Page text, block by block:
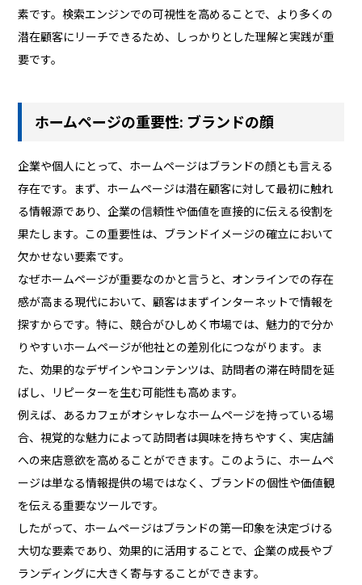
素です。検索エンジンでの可視性を高めることで、より多くの
潜在顧客にリーチできるため、しっかりとした理解と実践が重
要です。
ホームページの重要性: ブランドの顔
企業や個人にとって、ホームページはブランドの顔とも言える
存在です。まず、ホームページは潜在顧客に対して最初に触れ
る情報源であり、企業の信頼性や価値を直接的に伝える役割を
果たします。この重要性は、ブランドイメージの確立において
欠かせない要素です。
なぜホームページが重要なのかと言うと、オンラインでの存在
感が高まる現代において、顧客はまずインターネットで情報を
探すからです。特に、競合がひしめく市場では、魅力的で分か
りやすいホームページが他社との差別化につながります。ま
た、効果的なデザインやコンテンツは、訪問者の滞在時間を延
ばし、リピーターを生む可能性も高めます。
例えば、あるカフェがオシャレなホームページを持っている場
合、視覚的な魅力によって訪問者は興味を持ちやすく、実店舗
への来店意欲を高めることができます。このように、ホームペ
ージは単なる情報提供の場ではなく、ブランドの個性や価値観
を伝える重要なツールです。
したがって、ホームページはブランドの第一印象を決定づける
大切な要素であり、効果的に活用することで、企業の成長やブ
ランディングに大きく寄与することができます。